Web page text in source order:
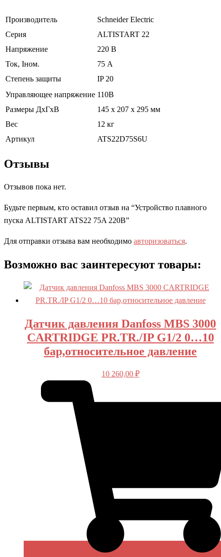
Производитель
Schneider Electric
Серия
ALTISTART 22
Напряжение
220 В
Ток, Iном.
75 А
Степень защиты
IP 20
Управляющее напряжение 110В
Размеры ДхГхВ
145 x 207 x 295 мм
Вес
12 кг
Артикул
ATS22D75S6U
Отзывы
Отзывов пока нет.
Будьте первым, кто оставил отзыв на “Устройство плавного
пуска ALTISTART ATS22 75A 220В”
Для отправки отзыва вам необходимо авторизоваться.
Возможно вас заинтересуют товары:
Датчик давления Danfoss MBS 3000
CARTRIDGE PR.TR./IP G1/2 0…10
бар,относительное давление
10 260,00 ₽